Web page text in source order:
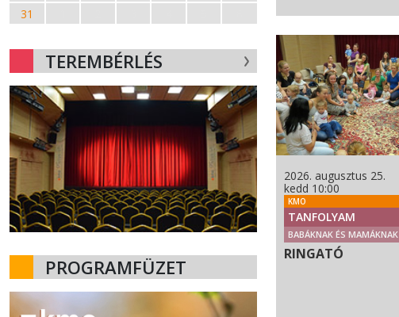
31
TEREMBÉRLÉS
PROGRAMFÜZET
2026. augusztus 25.
kedd 10:00
KMO
TANFOLYAM
BABÁKNAK ÉS MAMÁKNAK
RINGATÓ